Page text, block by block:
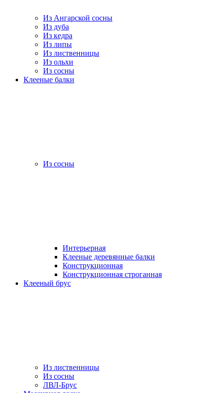
Из Ангарской сосны
Из дуба
Из кедра
Из липы
Из лиственницы
Из ольхи
Из сосны
Клееные балки
Из сосны
Интерьерная
Клееные деревянные балки
Конструкционная
Конструкционная строганная
Клееный брус
Из лиственницы
Из сосны
ЛВЛ-Брус